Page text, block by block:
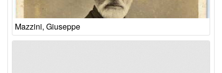
Mazzini, Giuseppe